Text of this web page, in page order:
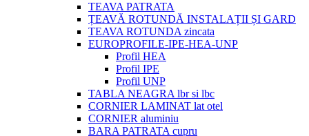
TEAVA PATRATA
ȚEAVĂ ROTUNDĂ INSTALAȚII ȘI GARD
TEAVA ROTUNDA zincata
EUROPROFILE-IPE-HEA-UNP
Profil HEA
Profil IPE
Profil UNP
TABLA NEAGRA lbr si lbc
CORNIER LAMINAT lat otel
CORNIER aluminiu
BARA PATRATA cupru